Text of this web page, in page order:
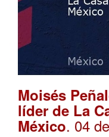
Moisés
líder de La
México. 04